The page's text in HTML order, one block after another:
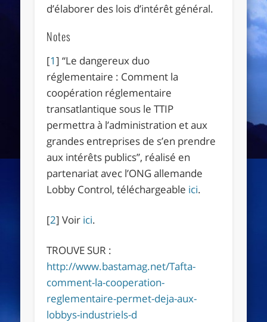
d’élaborer des lois d’intérêt général.
Notes
[1]“Le dangereux duo
réglementaire : Comment la
coopération réglementaire
transatlantique sous le TTIP
permettra à l’administration et aux
grandes entreprises de s’en prendre
aux intérêts publics”, réalisé en
partenariat avec l’ONG allemande
Lobby Control, téléchargeable ici.
[2]Voir ici.
TROUVE SUR :
http://www.bastamag.net/Tafta-
comment-la-cooperation-
reglementaire-permet-deja-aux-
lobbys-industriels-d